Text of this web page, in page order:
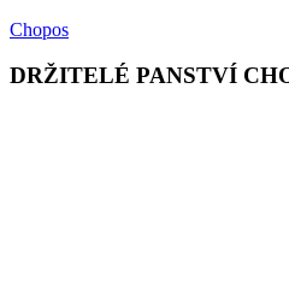
Chopos
DRŽITELÉ PANSTVÍ